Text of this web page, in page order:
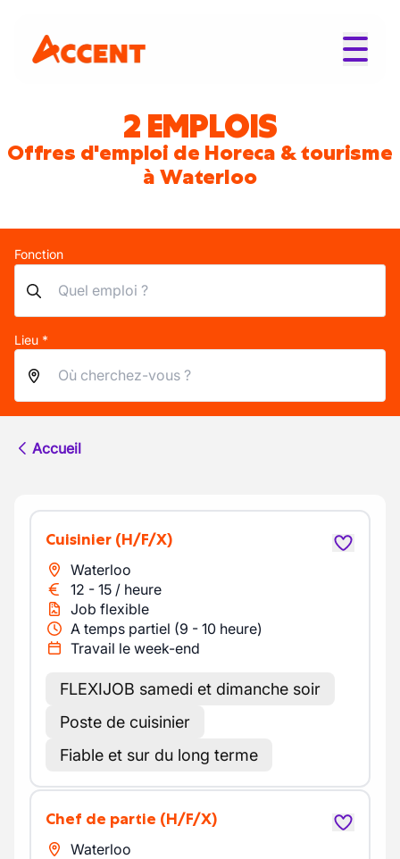
2 EMPLOIS
Offres d'emploi de Horeca & tourisme
à Waterloo
Fonction
Lieu *
Accueil
Cuisinier (H/F/X)
Waterloo
12 - 15 / heure
Job flexible
A temps partiel (9 - 10 heure)
Travail le week-end
FLEXIJOB samedi et dimanche soir
Poste de cuisinier
Fiable et sur du long terme
Chef de partie (H/F/X)
Waterloo